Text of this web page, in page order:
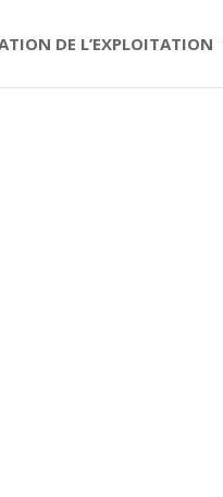
DE L’EXPLOITATION